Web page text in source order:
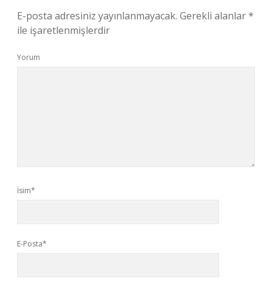
E-posta adresiniz yayınlanmayacak. Gerekli alanlar*
ile işaretlenmişlerdir
Yorum
İsim*
E-Posta*